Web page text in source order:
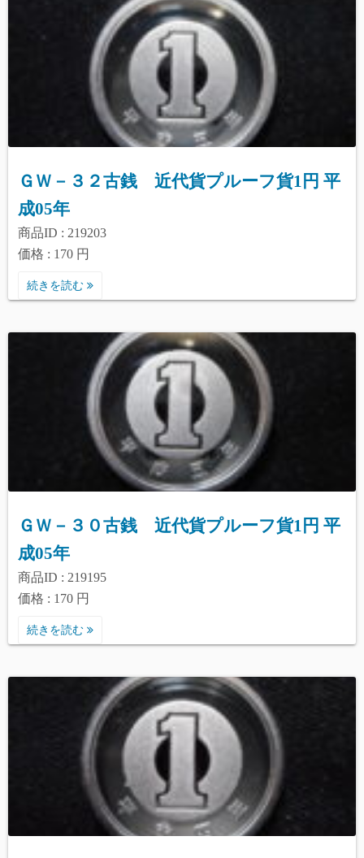
ＧＷ－３２古銭 近代貨プルーフ貨1円 平
成05年
商品ID : 219203
価格 : 170 円
続きを読む
ＧＷ－３０古銭 近代貨プルーフ貨1円 平
成05年
商品ID : 219195
価格 : 170 円
続きを読む